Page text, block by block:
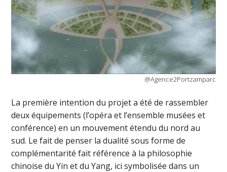
@Agence2Portzamparc
La première intention du projet a été de rassembler
deux équipements (l’opéra et l’ensemble musées et
conférence) en un mouvement étendu du nord au
sud. Le fait de penser la dualité sous forme de
complémentarité fait référence à la philosophie
chinoise du Yin et du Yang, ici symbolisée dans un